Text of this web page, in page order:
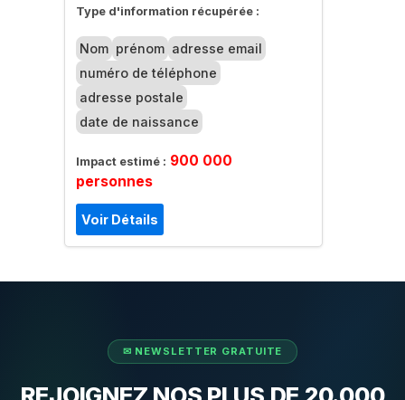
Type d'information récupérée :
Nom prénom adresse email
numéro de téléphone
adresse postale
date de naissance
Impact estimé : 900 000
personnes
Voir Détails